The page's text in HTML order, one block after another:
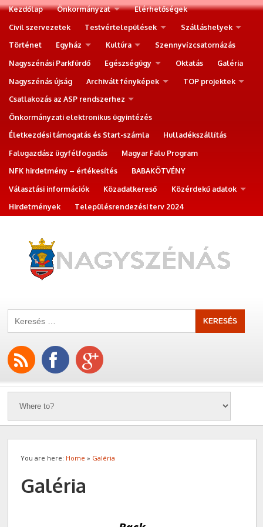
Kezdőlap Önkormányzat
Elérhetőségek
Civil szervezetek
Testvértelepülések
Szálláshelyek
Történet
Egyház Kultúra
Szennyvízcsatornázás
Nagyszénási Parkfürdő
Egészségügy Oktatás
Galéria
Nagyszénás újság
Archivált fényképek
TOP projektek
Csatlakozás az ASP rendszerhez
Önkormányzati elektronikus ügyintézés
Életkezdési támogatás és Start-számla
Hulladékszállítás
Falugazdász ügyfélfogadás
Magyar Falu Program
NFK hirdetmény – értékesítés
BABAKÖTVÉNY
Választási információk
Közadatkereső
Közérdekű adatok
Hirdetmények
Településrendezési terv 2024
You are here: Home » Galéria
Galéria